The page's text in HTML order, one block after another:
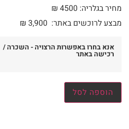
מחיר בגלריה: 4500 ₪
מבצע לרוכשים באתר:
₪ 3,900
אנא בחרו באפשרות הרצויה - השכרה /
רכישה באתר
הוספה לסל